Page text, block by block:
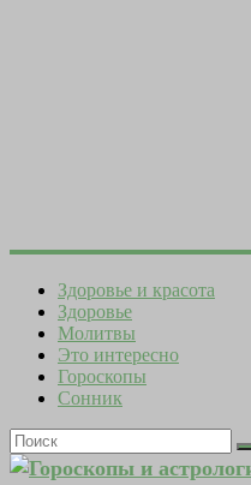
Здоровье и красота
Здоровье
Молитвы
Это интересно
Гороскопы
Сонник
Гороскопы и